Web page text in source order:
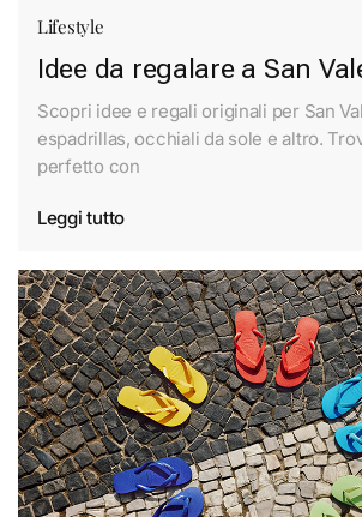
Lifestyle
Idee da regalare a San
Scopri idee e regali originali per San
espadrillas, occhiali da sole e altro.
perfetto con
Leggi tutto